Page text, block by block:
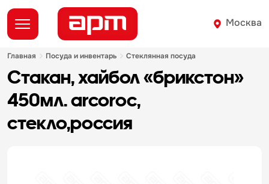
Москва
главная посуда и инвентарь стеклянная посуда
стакан, хайбол «брикстон»
450мл. arcoroc,
стекло,россия